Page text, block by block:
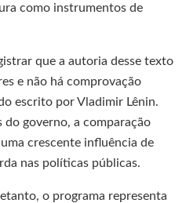
como instrumentos de
que a autoria desse texto
e não há comprovação
escrito por Vladimir Lênin.
governo, a comparação
crescente influência de
nas políticas públicas.
o programa representa